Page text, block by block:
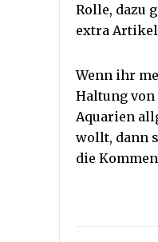
Rolle, dazu
extra
Wenn ihr
Haltung von
Aquarien
wollt, dann
die